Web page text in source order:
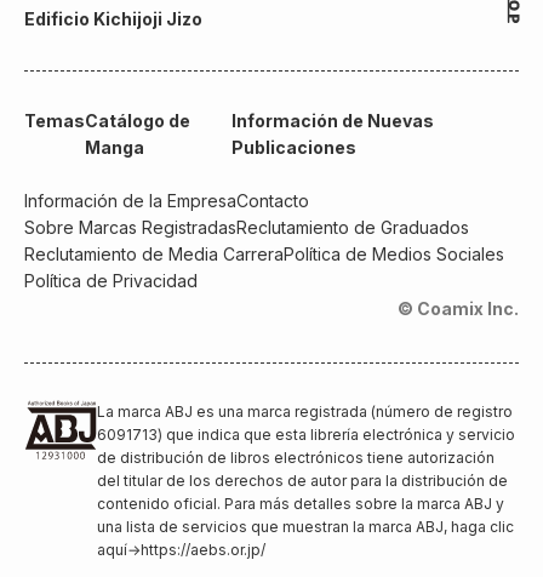
Edificio Kichijoji Jizo
TemasCatálogo de
Manga
Información de Nuevas
Publicaciones
Información de la EmpresaContacto
Sobre Marcas RegistradasReclutamiento de Graduados
Reclutamiento de Media CarreraPolítica de Medios Sociales
Política de Privacidad
© Coamix Inc.
La marca ABJ es una marca registrada (número de registro
6091713) que indica que esta librería electrónica y servicio
de distribución de libros electrónicos tiene autorización
del titular de los derechos de autor para la distribución de
contenido oficial. Para más detalles sobre la marca ABJ y
una lista de servicios que muestran la marca ABJ, haga clic
aquí→https://aebs.or.jp/